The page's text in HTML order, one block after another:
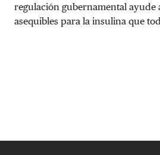
regulación gubernamental ayude
asequibles para la insulina que